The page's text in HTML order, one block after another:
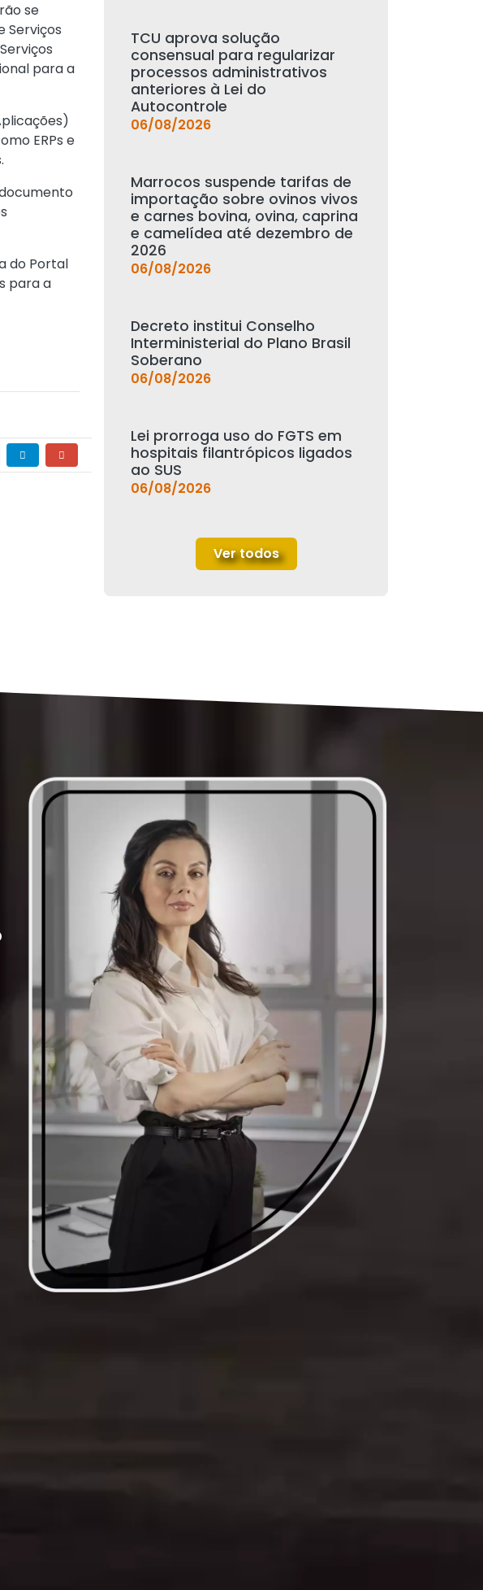
se
Serviços
para a
ERPs e
do Portal
para a
TCU aprova solução
consensual para regularizar
processos administrativos
anteriores à Lei do
Autocontrole
06/08/2026
Marrocos suspende tarifas de
importação sobre ovinos vivos
e carnes bovina, ovina, caprina
e camelídea até dezembro de
2026
06/08/2026
Decreto institui Conselho
Interministerial do Plano Brasil
Soberano
06/08/2026
Lei prorroga uso do FGTS em
hospitais filantrópicos ligados
ao SUS
06/08/2026
Ver todos